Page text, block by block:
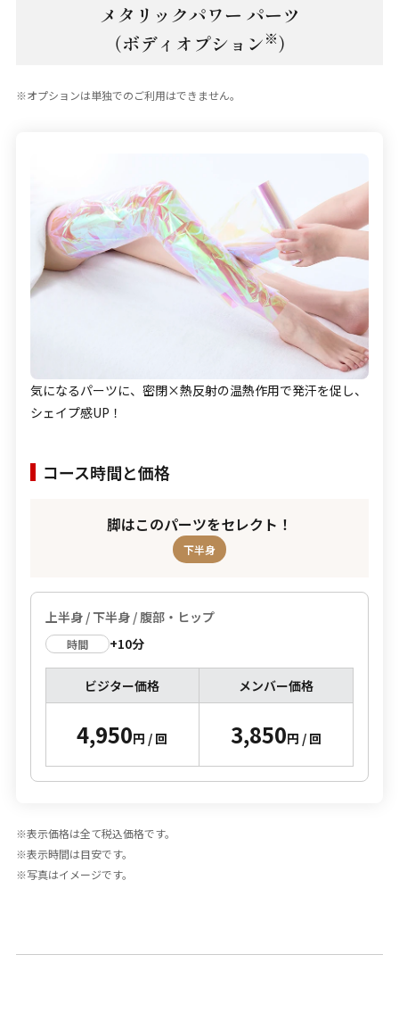
メタリックパワー パーツ
（ボディオプション※）
オプションは単独でのご利用はできません。
気になるパーツに、密閉×熱反射の温熱作用で発汗を促し、
シェイプ感UP！
コース時間と価格
脚はこのパーツをセレクト！
下半身
上半身 / 下半身 / 腹部・ヒップ
時間 +10分
ビジター価格 メンバー価格
4,950円 / 回 3,850円 / 回
表示価格は全て税込価格です。
表示時間は目安です。
写真はイメージです。